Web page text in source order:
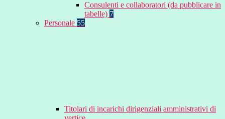
Consulenti e collaboratori (da pubblicare in
tabelle) 7
Personale 55
Titolari di incarichi dirigenziali amministrativi di